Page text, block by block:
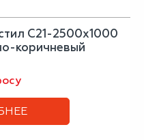
С21-2500х1000
коричневый